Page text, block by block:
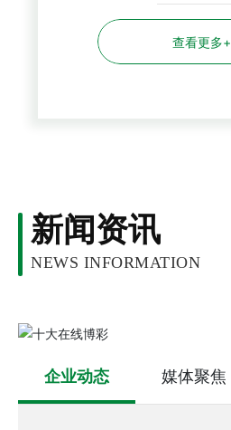
查看更多+
新闻资讯
NEWS INFORMATION
企业动态 媒体聚焦